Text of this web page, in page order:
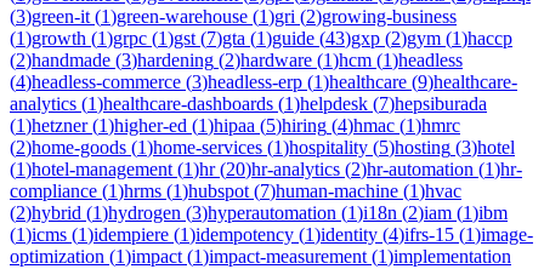
(3)green-it (1)green-warehouse (1)gri (2)growing-business
(1)growth (1)grpc (1)gst (7)gta (1)guide (43)gxp (2)gym (1)haccp
(2)handmade (3)hardening (2)hardware (1)hcm (1)headless
(4)headless-commerce (3)headless-erp (1)healthcare (9)healthcare-
analytics (1)healthcare-dashboards (1)helpdesk (7)hepsiburada
(1)hetzner(1)higher-ed (1)hipaa (5)hiring (4)hmac (1)hmrc
(2)home-goods (1)home-services (1)hospitality (5)hosting (3)hotel
(1)hotel-management (1)hr(20)hr-analytics (2)hr-automation (1)hr-
compliance (1)hrms (1)hubspot (7)human-machine (1)hvac
(2)hybrid (1)hydrogen (3)hyperautomation (1)i18n (2)iam (1)ibm
(1)icms (1)idempiere (1)idempotency (1)identity (4)ifrs-15 (1)image-
optimization (1)impact (1)impact-measurement (1)implementation